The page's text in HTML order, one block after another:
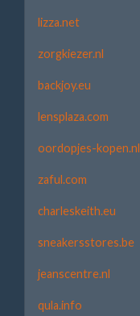
lizza.net
zorgkiezer.nl
backjoy.eu
lensplaza.com
oordopjes-kopen.nl
zaful.com
charleskeith.eu
sneakersstores.be
jeanscentre.nl
qula.info